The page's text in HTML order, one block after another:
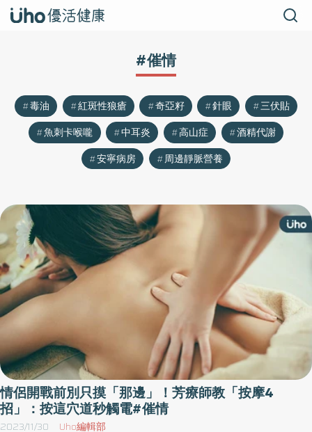
#催情
毒油 紅斑性狼瘡 奇亞籽 針眼
三伏貼
魚刺卡喉嚨
中耳炎 高山症
酒精代謝
安寧病房
周邊靜脈營養
情侶開戰前別只摸「那邊」！芳療師教「按摩4
招」：按這穴道秒觸電#催情
2023/11/30 Uho編輯部